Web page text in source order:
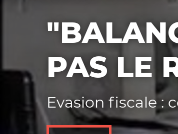
Nos autres projets
PAS LE
Evasion fiscale :